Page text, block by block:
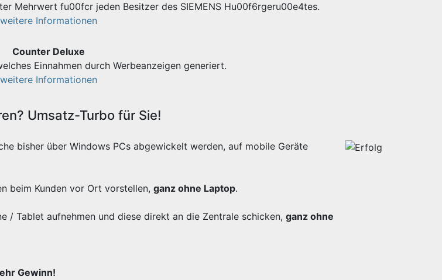
Mehrwert fu00fcr jeden Besitzer des SIEMENS Hu00f6rgeru00e4tes.
weitere Informationen
Counter Deluxe
Einnahmen durch Werbeanzeigen generiert.
weitere Informationen
Umsatz-Turbo für Sie!
bisher über Windows PCs abgewickelt werden, auf mobile Geräte
beim Kunden vor Ort vorstellen, ganz ohne Laptop.
/ Tablet aufnehmen und diese direkt an die Zentrale schicken, ganz ohne
Gewinn!